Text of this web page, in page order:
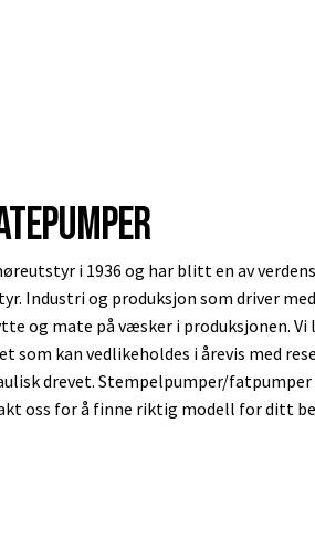
i 1936 og har blitt en av
Industri og produksjon som driver
og mate på væsker i produksjonen. Vi
som kan vedlikeholdes i årevis med
drevet. Stempelpumper/
oss for å finne riktig modell for ditt